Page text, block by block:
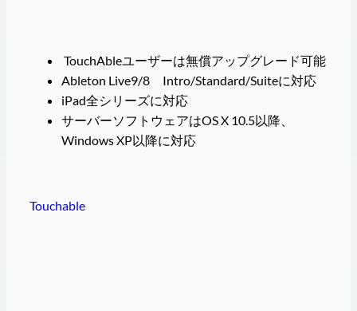
TouchAbleユーザーは無償アップグレード可能
Ableton Live9/8 Intro/Standard/Suiteに対応
iPad全シリーズに対応
サーバーソフトウェアはOS X 10.5以降、
Windows XP以降に対応
Touchable